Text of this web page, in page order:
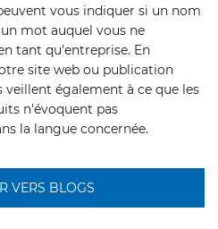
vous indiquer si un nom
mot auquel vous ne
tant qu'entreprise. En
site web ou publication
également à ce que les
n'évoquent pas
la langue concernée.
VERS BLOGS